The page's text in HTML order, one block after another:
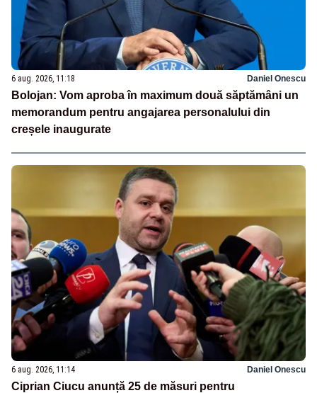
6 aug. 2026, 11:18 Daniel Onescu
Bolojan: Vom aproba în maximum două săptămâni un
memorandum pentru angajarea personalului din
creșele inaugurate
6 aug. 2026, 11:14 Daniel Onescu
Ciprian Ciucu anunță 25 de măsuri pentru